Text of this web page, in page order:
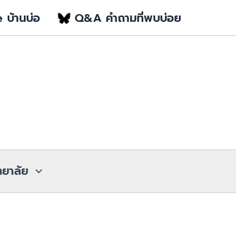
บ้านบ่อ Q&A คำถามที่พบบ่อย
าลัย